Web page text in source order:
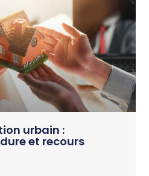
urbain :
et recours